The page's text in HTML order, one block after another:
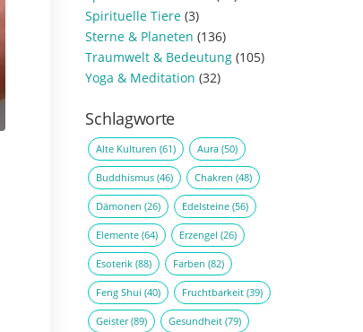
Spirituelle Tiere (3)
Sterne & Planeten (136)
Traumwelt & Bedeutung (105)
Yoga & Meditation (32)
Schlagworte
Alte Kulturen (61) Aura (50)
Buddhismus (46) Chakren (48)
Dämonen (26) Edelsteine (56)
Elemente (64) Erzengel (26)
Esoterik (88) Farben (82)
Feng Shui (40) Fruchtbarkeit (39)
Geister(89) Gesundheit (79)